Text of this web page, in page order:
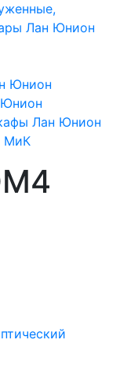
Лан Юнион
Юнион
Лан Юнион
МиК